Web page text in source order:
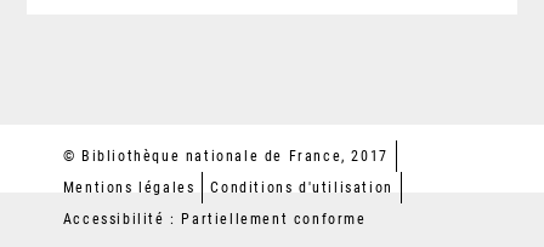
© Bibliothèque nationale de France, 2017
Mentions légales
Conditions d'utilisation
Accessibilité : Partiellement conforme